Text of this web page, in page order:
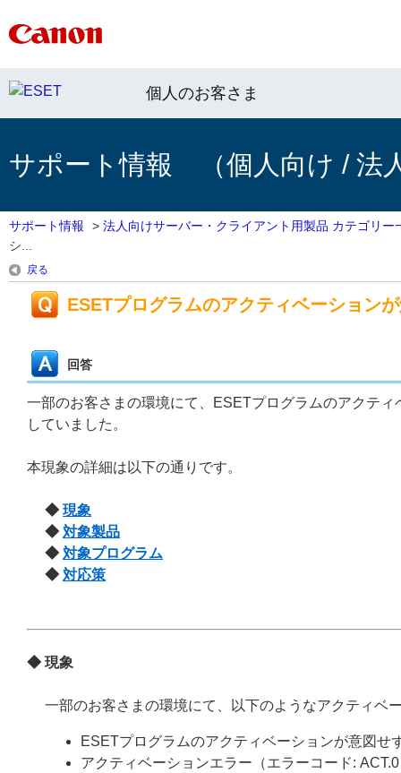
個人のお客さま
サポート情報 （個人向け / 法
サポート情報 > 法人向けサーバー・クライアント用製品 カテゴリー
シ...
戻る
ESETプログラムのアクティベーション
回答
一部のお客さまの環境にて、ESETプログラムのアクテ
していました。
本現象の詳細は以下の通りです。
◆ 現象
◆ 対象製品
◆ 対象プログラム
◆ 対応策
◆ 現象
一部のお客さまの環境にて、以下のようなアクティベ
ESETプログラムのアクティベーションが意図せ
アクティベーションエラー（エラーコード: